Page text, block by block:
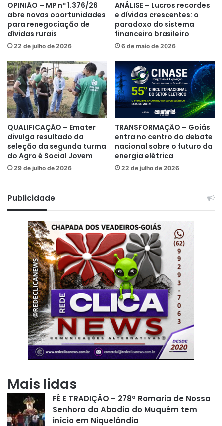
OPINIÃO – MP nº 1.376/26
abre novas oportunidades
para renegociação de
dívidas rurais
22 de julho de 2026
ANÁLISE – Lucros recordes
e dívidas crescentes: o
paradoxo do sistema
financeiro brasileiro
6 de maio de 2026
QUALIFICAÇÃO – Emater
divulga resultado da
seleção da segunda turma
do Agro é Social Jovem
29 de julho de 2026
TRANSFORMAÇÃO – Goiás
entra no centro do debate
nacional sobre o futuro da
energia elétrica
22 de julho de 2026
Publicidade
Mais lidas
FÉ E TRADIÇÃO – 278ª Romaria de Nossa
Senhora da Abadia do Muquém tem
início em Niquelândia